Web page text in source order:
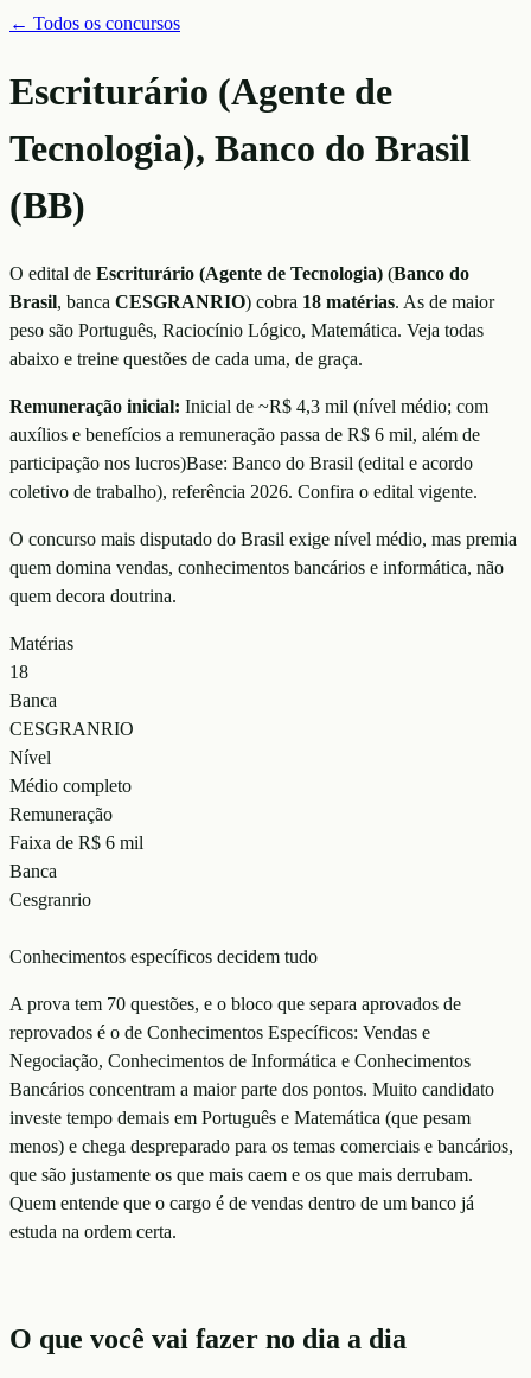
← Todos os concursos
Escriturário (Agente de
Tecnologia), Banco do Brasil
(BB)
O edital de Escriturário (Agente de Tecnologia) (Banco do
Brasil, banca CESGRANRIO) cobra 18 matérias. As de maior
peso são Português, Raciocínio Lógico, Matemática. Veja todas
abaixo e treine questões de cada uma, de graça.
Remuneração inicial: Inicial de ~R$ 4,3 mil (nível médio; com
auxílios e benefícios a remuneração passa de R$ 6 mil, além de
participação nos lucros)Base: Banco do Brasil (edital e acordo
coletivo de trabalho), referência 2026. Confira o edital vigente.
O concurso mais disputado do Brasil exige nível médio, mas premia
quem domina vendas, conhecimentos bancários e informática, não
quem decora doutrina.
Matérias
18
Banca
CESGRANRIO
Nível
Médio completo
Remuneração
Faixa de R$ 6 mil
Banca
Cesgranrio
Conhecimentos específicos decidem tudo
A prova tem 70 questões, e o bloco que separa aprovados de
reprovados é o de Conhecimentos Específicos: Vendas e
Negociação, Conhecimentos de Informática e Conhecimentos
Bancários concentram a maior parte dos pontos. Muito candidato
investe tempo demais em Português e Matemática (que pesam
menos) e chega despreparado para os temas comerciais e bancários,
que são justamente os que mais caem e os que mais derrubam.
Quem entende que o cargo é de vendas dentro de um banco já
estuda na ordem certa.
O que você vai fazer no dia a dia